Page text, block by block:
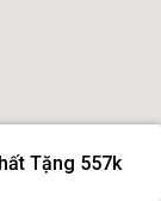
Tặng 557k